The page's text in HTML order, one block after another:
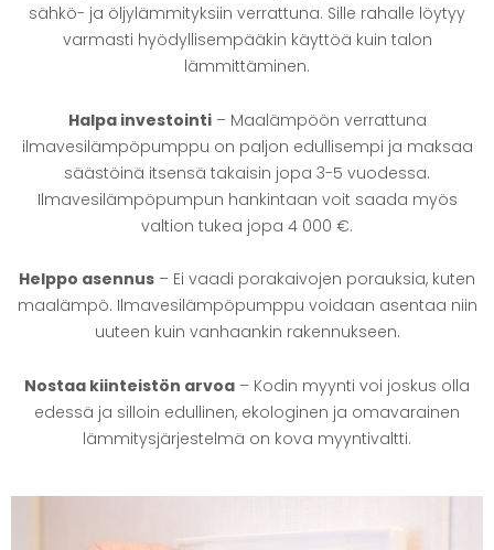
sähkö- ja öljylämmityksiin verrattuna. Sille rahalle löytyy
varmasti hyödyllisempääkin käyttöä kuin talon
lämmittäminen.
Halpa investointi– Maalämpöön verrattuna
ilmavesilämpöpumppu on paljon edullisempi ja maksaa
säästöinä itsensä takaisin jopa 3-5 vuodessa.
Ilmavesilämpöpumpun hankintaan voit saada myös
valtion tukea jopa 4 000 €.
Helppo asennus – Ei vaadi porakaivojen porauksia, kuten
maalämpö. Ilmavesilämpöpumppu voidaan asentaa niin
uuteen kuin vanhaankin rakennukseen.
Nostaa kiinteistön arvoa – Kodin myynti voi joskus olla
edessä ja silloin edullinen, ekologinen ja omavarainen
lämmitysjärjestelmä on kova myyntivaltti.